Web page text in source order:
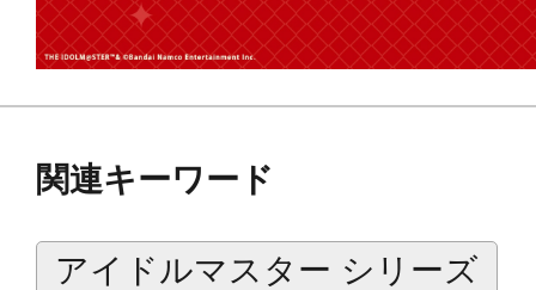
関連キーワード
アイドルマスター シリーズ